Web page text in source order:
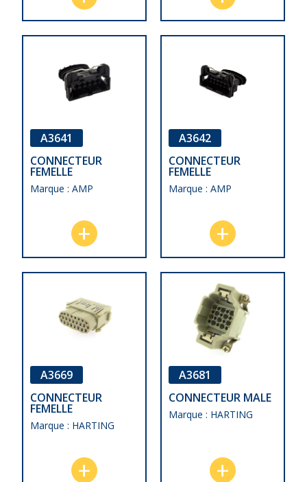
A3641
CONNECTEUR
FEMELLE
Marque : AMP
A3642
CONNECTEUR
FEMELLE
Marque : AMP
A3669
CONNECTEUR
FEMELLE
Marque : HARTING
A3681
CONNECTEUR MALE
Marque : HARTING